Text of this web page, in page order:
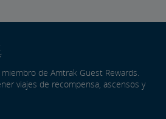
de Amtrak Guest Rewards.
viajes de recompensa, ascensos y